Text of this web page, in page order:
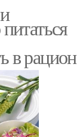
в рацион